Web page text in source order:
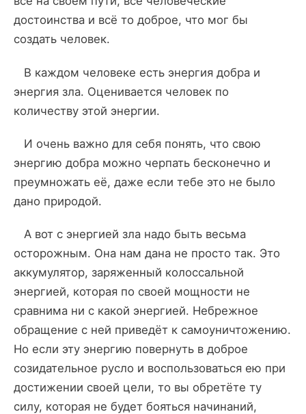
достоинства и всё то доброе, что мог бы
создать человек.
В каждом человеке есть энергия добра и
энергия зла. Оценивается человек по
количеству этой энергии.
И очень важно для себя понять, что свою
энергию добра можно черпать бесконечно и
преумножать её, даже если тебе это не было
дано природой.
А вот с энергией зла надо быть весьма
осторожным. Она нам дана не просто так. Это
аккумулятор, заряженный колоссальной
энергией, которая по своей мощности не
сравнима ни с какой энергией. Небрежное
обращение с ней приведёт к самоуничтожению.
Но если эту энергию повернуть в доброе
созидательное русло и воспользоваться ею при
достижении своей цели, то вы обретёте ту
силу, которая не будет бояться начинаний,